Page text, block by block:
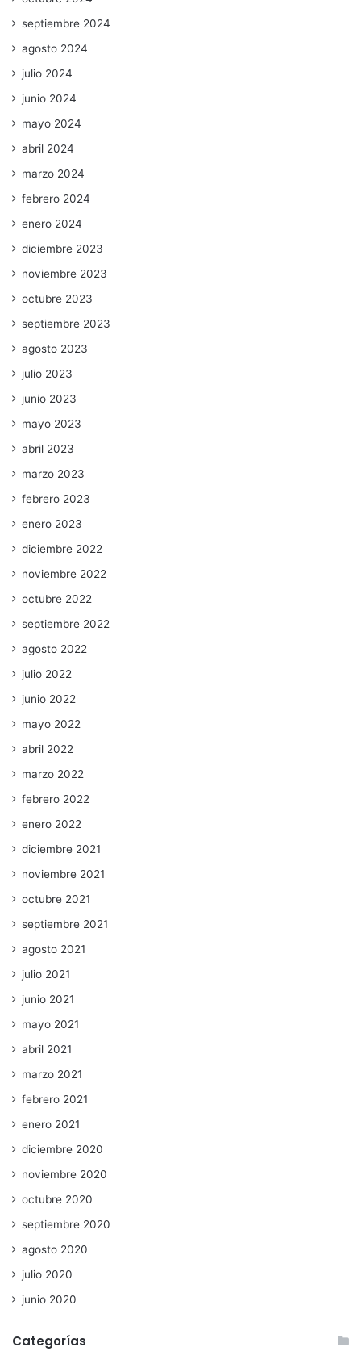
septiembre 2024
agosto 2024
julio 2024
junio 2024
mayo 2024
abril 2024
marzo 2024
febrero 2024
enero 2024
diciembre 2023
noviembre 2023
octubre 2023
septiembre 2023
agosto 2023
julio 2023
junio 2023
mayo 2023
abril 2023
marzo 2023
febrero 2023
enero 2023
diciembre 2022
noviembre 2022
octubre 2022
septiembre 2022
agosto 2022
julio 2022
junio 2022
mayo 2022
abril 2022
marzo 2022
febrero 2022
enero 2022
diciembre 2021
noviembre 2021
octubre 2021
septiembre 2021
agosto 2021
julio 2021
junio 2021
mayo 2021
abril 2021
marzo 2021
febrero 2021
enero 2021
diciembre 2020
noviembre 2020
octubre 2020
septiembre 2020
agosto 2020
julio 2020
junio 2020
Categorías